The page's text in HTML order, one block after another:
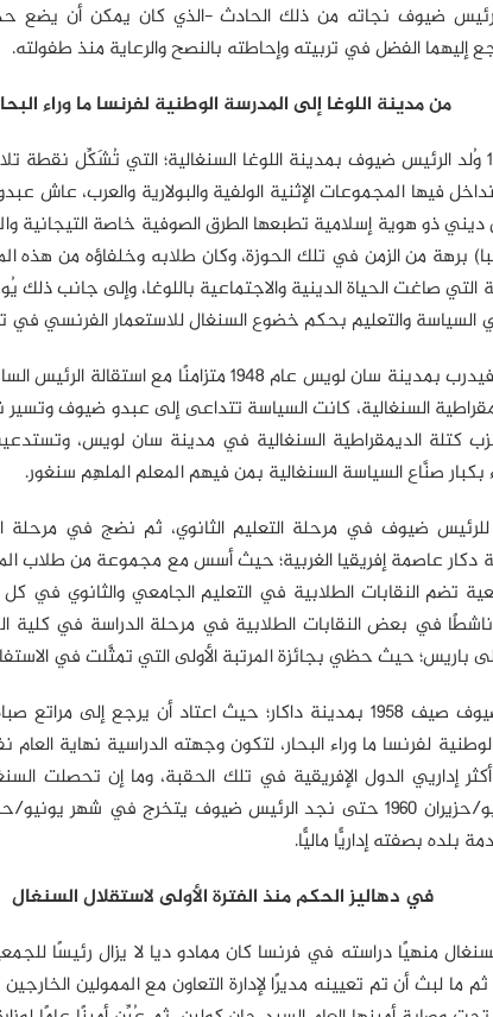
ضيوف نجاته من ذلك الحادث -الذي كان يمكن أن يضع
إليهما الفضل في تربيته وإحاطته بالنصح والرعاية منذ طفولته.
من مدينة اللوغا إلى المدرسة الوطنية لفرنسا ما وراء
في السابع من سبتمبر/أيلول 1935 وُلد الرئيس ضيوف بمدينة اللوغا السنغالية؛ التي
فيها المجموعات الإثنية الولفية والبولارية والعرب،
ذو هوية إسلامية تطبعها الطرق الصوفية خاصة
برهة من الزمن في تلك الحوزة، وكان طلابه وخلفاؤه من هذه
التي صاغت الحياة الدينية والاجتماعية باللوغا، وإلى جانب ذلك
والتعليم بحكم خضوع السنغال للاستعمار الفرنسي في
كان دخول الرئيس ضيوف لثانوية فيدرب بمدينة سان لويس
السنغالية، كانت السياسة تتداعى إلى عبدو ضيوف
كتلة الديمقراطية السنغالية في مدينة سان لويس،
بكبار صنَّاع السياسة السنغالية بمن فيهم المعلم الملهِم سنغور.
ضيوف في مرحلة التعليم الثانوي، ثم نضج في مرحلة
تضم النقابات الطلابية في التعليم الجامعي والثانوي في
باريس؛ حيث حظي بجائزة المرتبة الأولى التي تمثَّلت في
لم تكن صدفة أن يقيم الرئيس ضيوف صيف 1958 بمدينة داكار؛ حيث
لفرنسا ما وراء البحار، لتكون وجهته الدراسية نهاية
إداريي الدول الإفريقية في تلك الحقبة، وما إن تحصلت
الفيدرالية المالية في 20 من يونيو/حزيران 1960 حتى نجد الرئيس ضيوف
بلده بصفته إداريًّا ماليًّا.
في دهاليز الحكم منذ الفترة الأولى لاستقلال السنغال
منهيًا دراسته في فرنسا كان ممادو ديا لا يزال رئيسًا
ما لبث أن تم تعيينه مديرًا لإدارة التعاون مع الممولين